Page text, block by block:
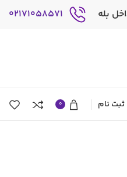
بله 02171058571
نام 0